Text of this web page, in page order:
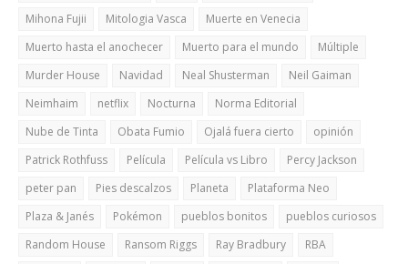
Mihona Fujii
Mitologia Vasca
Muerte en Venecia
Muerto hasta el anochecer
Muerto para el mundo
Múltiple
Murder House
Navidad Neal Shusterman
Neil Gaiman
Neimhaim
netflix Nocturna
Norma Editorial
Nube de Tinta
Obata Fumio Ojalá fuera cierto
opinión
Patrick Rothfuss
Película Película vs Libro
Percy Jackson
peter pan
Pies descalzos Planeta
Plataforma Neo
Plaza & Janés
Pokémon pueblos bonitos
pueblos curiosos
Random House
Ransom Riggs Ray Bradbury
RBA